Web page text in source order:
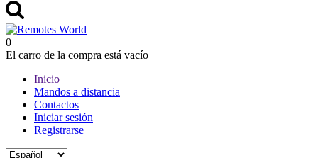
0
El carro de la compra está vacío
Inicio
Mandos a distancia
Contactos
Iniciar sesión
Registrarse